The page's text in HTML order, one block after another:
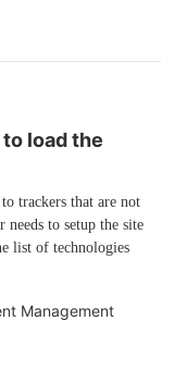
load the
trackers that are not
to setup the site
list of technologies
Management